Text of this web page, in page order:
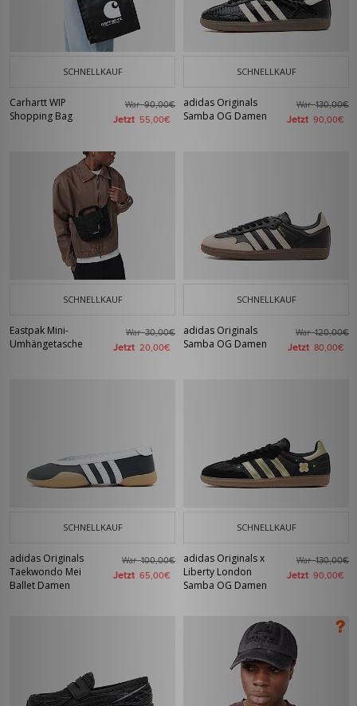
SCHNELLKAUF
Carhartt WIP
Shopping Bag
War90,00€
Jetzt 55,00€
SCHNELLKAUF
adidas Originals
Samba OG Damen
War130,00€
Jetzt 90,00€
SCHNELLKAUF
Eastpak Mini-
Umhängetasche
War30,00€
Jetzt 20,00€
SCHNELLKAUF
adidas Originals
Samba OG Damen
War120,00€
Jetzt 80,00€
SCHNELLKAUF
adidas Originals
Taekwondo Mei
Ballet Damen
War100,00€
Jetzt 65,00€
SCHNELLKAUF
adidas Originals x
Liberty London
Samba OG Damen
War130,00€
Jetzt 90,00€